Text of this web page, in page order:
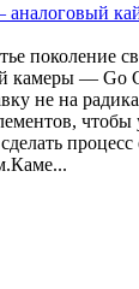
аналоговый
поколение
камеры — Go
не на
чтобы